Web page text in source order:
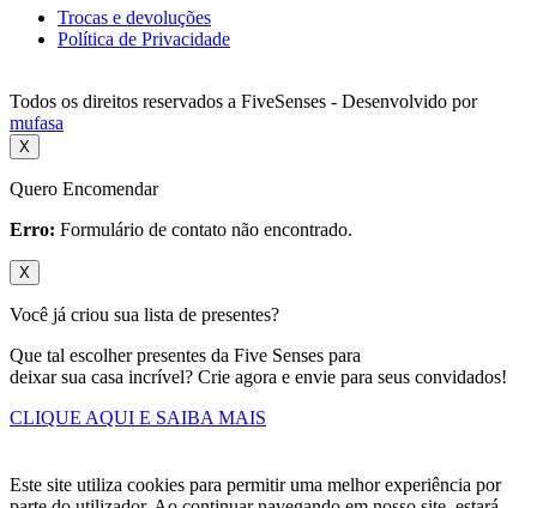
Trocas e devoluções
Política de Privacidade
Todos os direitos reservados a FiveSenses - Desenvolvido por
mufasa
X
Quero Encomendar
Erro: Formulário de contato não encontrado.
X
Você já criou sua lista de presentes?
Que tal escolher presentes da Five Senses para
deixar sua casa incrível? Crie agora e envie para seus convidados!
CLIQUE AQUI E SAIBA MAIS
Este site utiliza cookies para permitir uma melhor experiência por